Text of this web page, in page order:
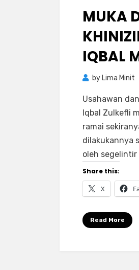
MUKA
IQBAL
by Lima Minit
Usahawan
Iqbal Zulkefli
ramai
dilakukannya
oleh segelintir
Share this:
X
Read More